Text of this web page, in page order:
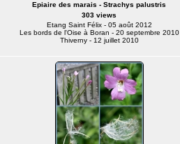
Epiaire des marais - Strachys palustris
303 views
Etang Saint Félix - 05 août 2012
Les bords de l'Oise à Boran - 20 septembre 2010
Thiverny - 12 juillet 2010